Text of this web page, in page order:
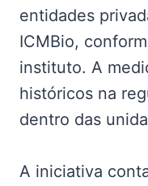
entidades
ICMBio,
instituto. A
históricos na
dentro das
A iniciativa